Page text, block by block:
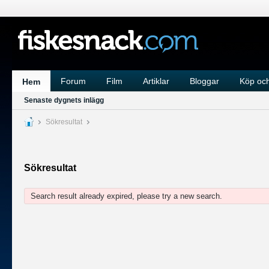
Hem Forum Film Artiklar Bloggar Köp
Senaste dygnets inlägg
Sökresultat
Sökresultat
Search result already expired, please try a new search.